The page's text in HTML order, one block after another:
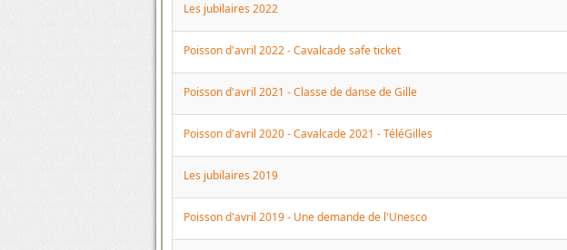
Les jubilaires 2022
Poisson d'avril 2022 - Cavalcade safe ticket
Poisson d'avril 2021 - Classe de danse de Gille
Poisson d'avril 2020 - Cavalcade 2021 - TéléGilles
Les jubilaires 2019
Poisson d'avril 2019 - Une demande de l'Unesco